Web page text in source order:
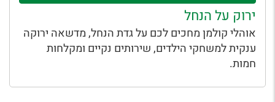
ירוק על הנחל
אוהלי קולמן מחכים לכם על גדת הנחל, מדשאה ירוקה
ענקית למשחקי הילדים, שירותים נקיים ומקלחות
חמות.